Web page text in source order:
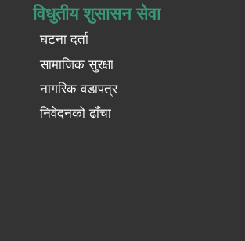
विधुतीय शुसासन सेवा
घटना दर्ता
सामाजिक सुरक्षा
नागरिक वडापत्र
निवेदनको ढाँचा